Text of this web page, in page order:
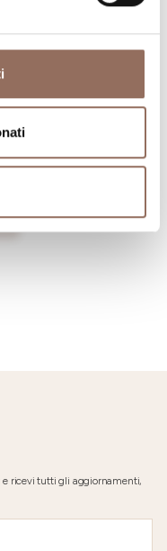
Servizi
ricevi tutti gli aggiornamenti,